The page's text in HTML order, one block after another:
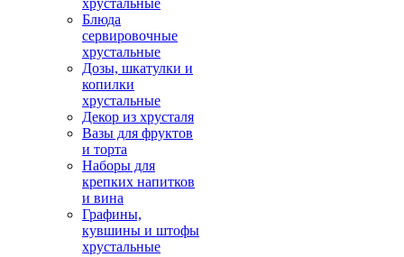
хрустальные
Блюда
сервировочные
хрустальные
Дозы, шкатулки и
копилки
хрустальные
Декор из хрусталя
Вазы для фруктов
и торта
Наборы для
крепких напитков
и вина
Графины,
кувшины и штофы
хрустальные